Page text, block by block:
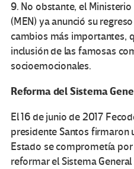
9. No obstante, el
(MEN) ya anunció su
cambios más importantes,
inclusión de las famosas
socioemocionales.
Reforma del Sistema
El 16 de junio de 2017
presidente Santos firmaron
Estado se comprometía
reformar el Sistema